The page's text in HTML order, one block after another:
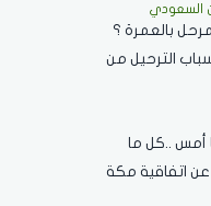
السعودي
بالعمرة ؟
الترحيل من
أمس ..كل ما
اتفاقية مكة